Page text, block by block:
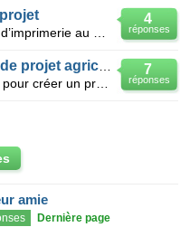
4
réponses
7
réponses
amie
Dernière page